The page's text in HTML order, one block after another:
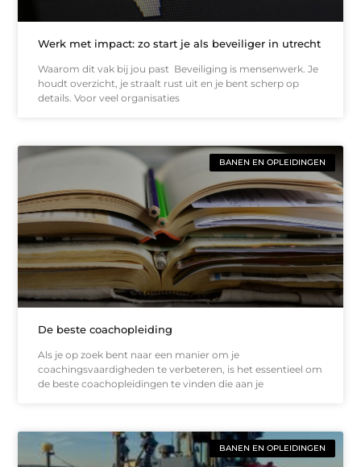
Werk met impact: zo start je als beveiliger in utrecht
Waarom dit vak bij jou past Beveiliging is mensenwerk. Je
houdt overzicht, je straalt rust uit en je bent scherp op
details. Voor veel organisaties
BANEN EN OPLEIDINGEN
De beste coachopleiding
Als je op zoek bent naar een manier om je
coachingsvaardigheden te verbeteren, is het essentieel om
de beste coachopleidingen te vinden die aan je
BANEN EN OPLEIDINGEN